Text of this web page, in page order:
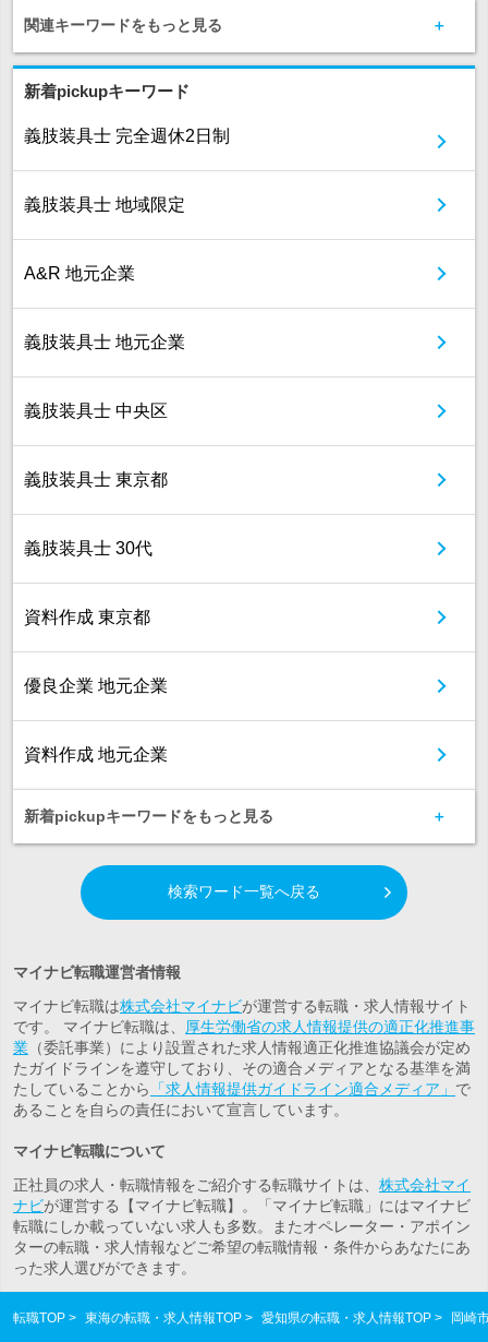
関連キーワードをもっと見る
新着pickupキーワード
義肢装具士 完全週休2日制
義肢装具士 地域限定
A&R 地元企業
義肢装具士 地元企業
義肢装具士 中央区
義肢装具士 東京都
義肢装具士 30代
資料作成 東京都
優良企業 地元企業
資料作成 地元企業
新着pickupキーワードをもっと見る
検索ワード一覧へ戻る
マイナビ転職運営者情報
マイナビ転職は株式会社マイナビが運営する転職・求人情報サイト
です。 マイナビ転職は、
厚生労働省の求人情報提供の適正化推進事
業 （委託事業）により設置された求人情報適正化推進協議会が定め
たガイドラインを遵守しており、その適合メディアとなる基準を満
たしていることから
「求人情報提供ガイドライン適合メディア」 で
あることを自らの責任において宣言しています。
マイナビ転職について
正社員の求人・転職情報をご紹介する転職サイトは、 株式会社マイ
ナビが運営する【マイナビ転職】。「マイナビ転職」にはマイナビ
転職にしか載っていない求人も多数。またオペレーター・アポイン
ターの転職・求人情報などご希望の転職情報・条件からあなたにあ
った求人選びができます。
転職TOP 東海の転職・求人情報TOP 愛知県の転職・求人情報TOP 岡崎